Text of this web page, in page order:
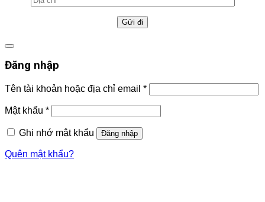
Đăng nhập
Tên tài khoản hoặc địa chỉ email *
Mật khẩu *
Ghi nhớ mật khẩu Đăng nhập
Quên mật khẩu?